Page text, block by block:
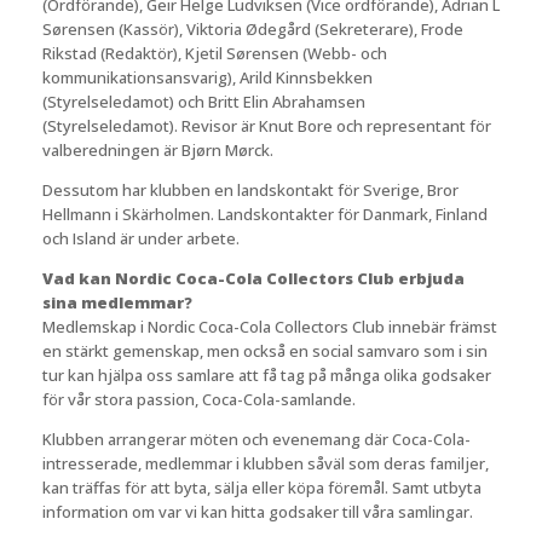
Sørensen (Kassör), Viktoria Ødegård (Sekreterare), Frode
Rikstad (Redaktör), Kjetil Sørensen (Webb- och
kommunikationsansvarig), Arild Kinnsbekken
(Styrelseledamot) och Britt Elin Abrahamsen
(Styrelseledamot). Revisor är Knut Bore och representant för
valberedningen är Bjørn Mørck.
Dessutom har klubben en landskontakt för Sverige, Bror
Hellmann i Skärholmen. Landskontakter för Danmark, Finland
och Island är under arbete.
Vad kan Nordic Coca-Cola Collectors Club erbjuda
sina medlemmar?
Medlemskap i Nordic Coca-Cola Collectors Club innebär främst
en stärkt gemenskap, men också en social samvaro som i sin
tur kan hjälpa oss samlare att få tag på många olika godsaker
för vår stora passion, Coca-Cola-samlande.
Klubben arrangerar möten och evenemang där Coca-Cola-
intresserade, medlemmar i klubben såväl som deras familjer,
kan träffas för att byta, sälja eller köpa föremål. Samt utbyta
information om var vi kan hitta godsaker till våra samlingar.